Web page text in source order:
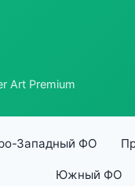
Art Premium
Западный ФО
Южный ФО